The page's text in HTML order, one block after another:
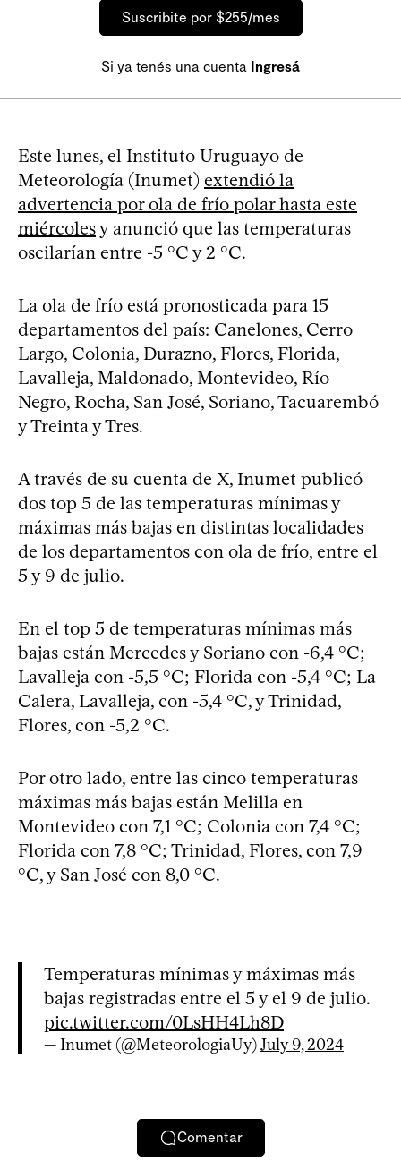
Suscribite por $255/mes
Si ya tenés una cuenta Ingresá
Este lunes, el Instituto Uruguayo de
Meteorología (Inumet) extendió la
advertencia por ola de frío polar hasta este
miércolesy anunció que las temperaturas
oscilarían entre -5 °C y 2 °C.
La ola de frío está pronosticada para 15
departamentos del país: Canelones, Cerro
Largo, Colonia, Durazno, Flores, Florida,
Lavalleja, Maldonado, Montevideo, Río
Negro, Rocha, San José, Soriano, Tacuarembó
y Treinta y Tres.
A través de su cuenta de X, Inumet publicó
dos top 5 de las temperaturas mínimas y
máximas más bajas en distintas localidades
de los departamentos con ola de frío, entre el
5 y 9 de julio.
En el top 5 de temperaturas mínimas más
bajas están Mercedes y Soriano con -6,4 °C;
Lavalleja con -5,5 °C; Florida con -5,4 °C; La
Calera, Lavalleja, con -5,4 °C, y Trinidad,
Flores, con -5,2 °C.
Por otro lado, entre las cinco temperaturas
máximas más bajas están Melilla en
Montevideo con 7,1 °C; Colonia con 7,4 °C;
Florida con 7,8 °C; Trinidad, Flores, con 7,9
°C, y San José con 8,0 °C.
Temperaturas mínimas y máximas más
bajas registradas entre el 5 y el 9 de julio.
pic.twitter.com/0LsHH4Lh8D
— Inumet (@MeteorologiaUy)July 9, 2024
Comentar